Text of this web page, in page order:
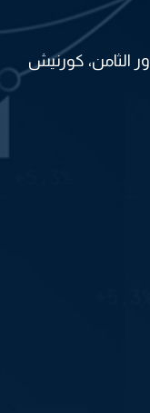
الثامن، كورنيش